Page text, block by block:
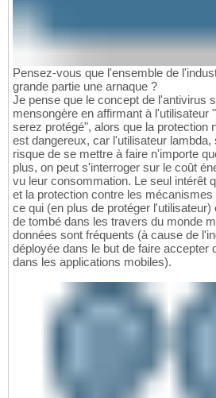
Pensez-vous que l'ensemble de
grande partie une arnaque ?
Je pense que le concept de l'antivirus
mensongère en affirmant à l'utilisateur
serez protégé", alors que la protection
est dangereux, car l'utilisateur lambda,
risque de se mettre à faire n'importe
plus, on peut s'interroger sur le coût
vu leur consommation. Le seul intérêt
et la protection contre les
ce qui (en plus de protéger
de tombé dans les travers du monde
données sont fréquents (à cause de
déployée dans le but de faire accepter
dans les applications mobiles).